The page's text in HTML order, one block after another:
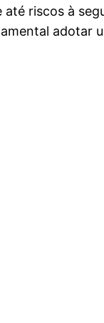
riscos à
adotar